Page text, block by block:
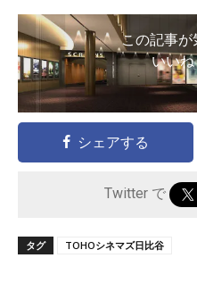
この記事が
いいね
シェアする
Twitter で
タグ TOHOシネマズ日比谷